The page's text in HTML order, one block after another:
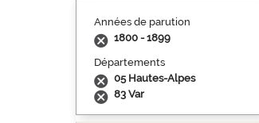
Années de parution
1800 - 1899
Départements
05 Hautes-Alpes
83 Var